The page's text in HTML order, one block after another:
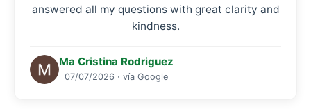
answered all my questions with great clarity and
kindness.
Ma Cristina Rodriguez
07/07/2026 · vía Google